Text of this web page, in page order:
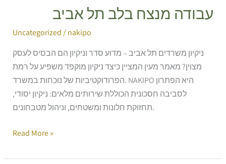
עבודה מנצח בלב תל אביב
Uncategorized/nakipo
ניקיון משרדים תל אביב – מדוע סדר וניקיון הם הבסיס לעסק
מצוין? מאמר מעין המציין כיצד ניקיון מוקפד משפיע על רמת
הפרודוקטיביות של נוכחות במשרד. NAKIPO היא הפתרון
לסביבה חסכונית הכוללת שירותים מלאים: ניקיון יסודי,
תחזוקת חלונות ומשטחים, וניהול מטבחונים.
Read More »